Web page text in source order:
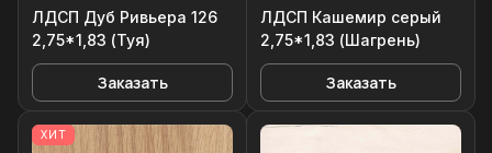
ЛДСП Дуб Ривьера 126
2,75*1,83 (Туя)
Заказать
ЛДСП Кашемир серый
2,75*1,83 (Шагрень)
Заказать
ХИТ